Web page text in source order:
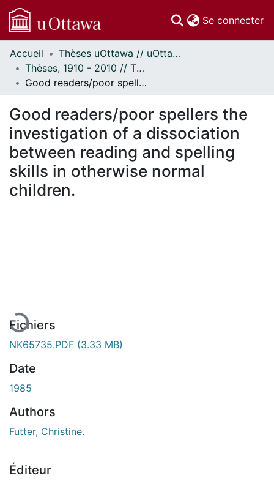
Se connecter
Communautés
et collections
Parcourir
À propos
Accueil
Thèses uOttawa // uOttawa Theses
Thèses, 1910 - 2010 // Theses, 1910 - 2010
Good readers/poor spellers the investigation of a dissociation between reading and spelling skills in otherwise normal children.
Good readers/poor spellers the
investigation of a dissociation
between reading and spelling
skills in otherwise normal
children.
Fichiers
NK65735.PDF (3.33 MB)
Date
1985
Authors
Futter, Christine.
Éditeur